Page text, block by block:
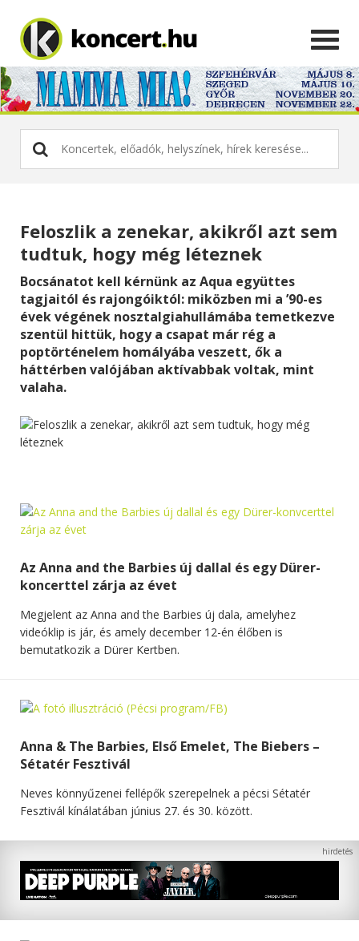
Feloszlik a zenekar, akikről azt sem
tudtuk, hogy még léteznek
Bocsánatot kell kérnünk az Aqua együttes
tagjaitól és rajongóiktól: miközben mi a ’90-es
évek végének nosztalgiahullámába temetkezve
szentül hittük, hogy a csapat már rég a
poptörténelem homályába veszett, ők a
háttérben valójában aktívabbak voltak, mint
valaha.
Az Anna and the Barbies új dallal és egy Dürer-
koncerttel zárja az évet
Megjelent az Anna and the Barbies új dala, amelyhez
videóklip is jár, és amely december 12-én élőben is
bemutatkozik a Dürer Kertben.
Anna & The Barbies, Első Emelet, The Biebers –
Sétatér Fesztivál
Neves könnyűzenei fellépők szerepelnek a pécsi Sétatér
Fesztivál kínálatában június 27. és 30. között.